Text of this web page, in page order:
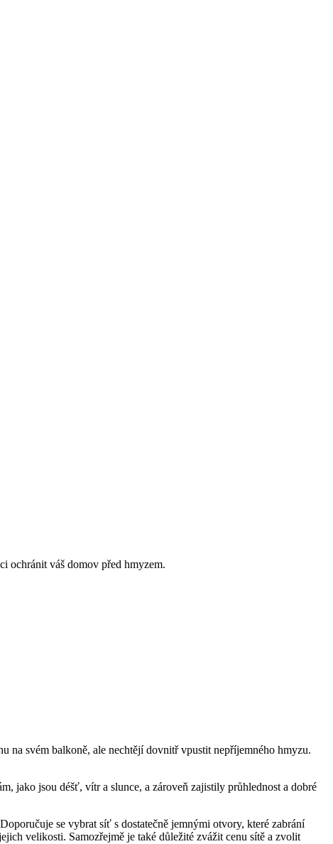
ochránit váš domov před hmyzem.
na svém balkoně, ale nechtějí dovnitř vpustit nepříjemného hmyzu.
jako jsou déšť, vítr a slunce, a zároveň zajistily průhlednost a dobré
se vybrat síť s dostatečně jemnými otvory, které zabrání
velikosti. Samozřejmě je také důležité zvážit cenu sítě a zvolit